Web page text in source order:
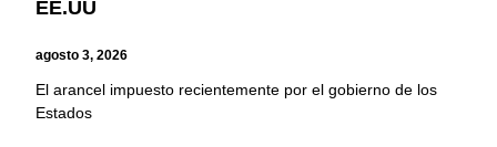
EE.UU
agosto 3, 2026
El arancel impuesto recientemente por el gobierno de los
Estados